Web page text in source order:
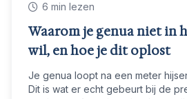
6 min lezen
Waarom je genua niet in
wil, en hoe je dit oplost
Je genua loopt na een meter
Dit is wat er echt gebeurt bij de